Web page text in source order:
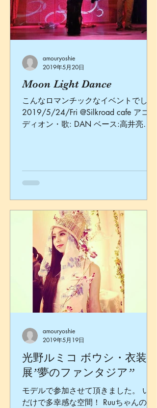
Moon Light Dance
こんなロマンチックなイベントでした
2019/5/24/Fri @Silkroad cafe アコー
ディオン・歌: DAN ベース:高井亮士
amouryoshie
2019年5月20日
光野ルミコ ボウシ・衣装
展 ”夢のファンタジア”
モデルで参加させて頂きました。 いる
だけで多幸感な空間！ Ruuちゃんのこ
amouryoshie
2019年5月19日